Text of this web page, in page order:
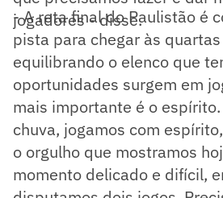
jogadores - disse.
- A reta final do Paulistão é
pista para chegar às
equilibrando o elenco que
oportunidades surgem em
mais importante é o espírito.
chuva, jogamos com
o orgulho que mostramos
momento delicado e difícil,